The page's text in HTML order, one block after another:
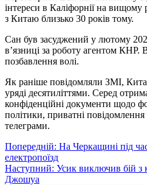
інтереси в Каліфорнії на
з Китаю близько 30 років тому.
Сан був засуджений у лютому
в’язниці за роботу агентом КНР.
позбавлення волі.
Як раніше повідомляли ЗМІ,
уряді десятиліттями. Серед
конфіденційні документи щодо
політики, приватні повідомлення
телеграми.
Навігація
записів
Попередній: На Черкащині під
електропоїзд
Наступний: Усик виключив бій з
Джошуа